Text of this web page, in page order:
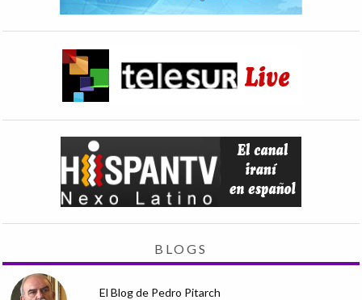
BLOGS
El Blog de Pedro Pitarch